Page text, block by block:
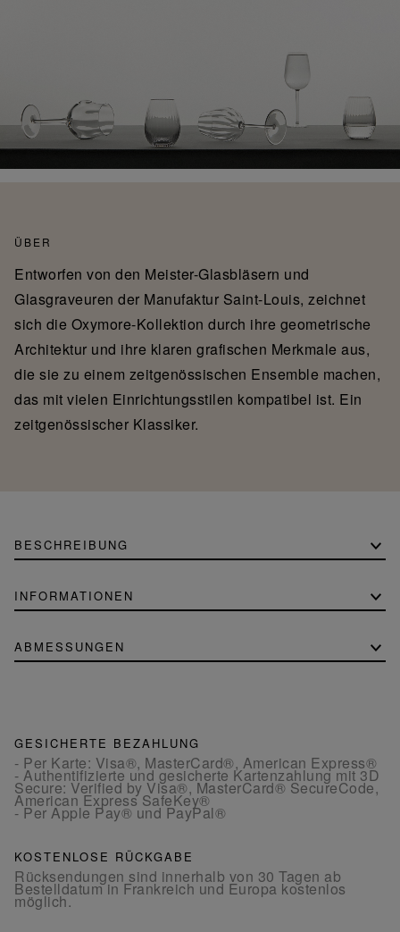
ÜBER
Entworfen von den Meister-Glasbläsern und
Glasgraveuren der Manufaktur Saint-Louis, zeichnet
sich die Oxymore-Kollektion durch ihre geometrische
Architektur und ihre klaren grafischen Merkmale aus,
die sie zu einem zeitgenössischen Ensemble machen,
das mit vielen Einrichtungsstilen kompatibel ist. Ein
zeitgenössischer Klassiker.
BESCHREIBUNG
INFORMATIONEN
ABMESSUNGEN
GESICHERTE BEZAHLUNG
- Per Karte: Visa®, MasterCard®, American Express®
- Authentifizierte und gesicherte Kartenzahlung mit 3D
Secure: Verified by Visa®, MasterCard® SecureCode,
American Express SafeKey®
- Per Apple Pay® und PayPal®
KOSTENLOSE RÜCKGABE
Rücksendungen sind innerhalb von 30 Tagen ab
Bestelldatum in Frankreich und Europa kostenlos
möglich.